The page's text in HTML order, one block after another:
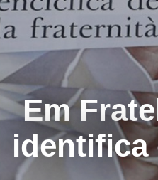
Em
identifica